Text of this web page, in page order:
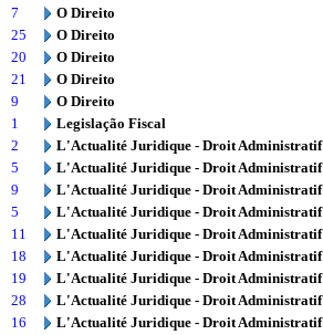
7
O Direito
25
O Direito
20
O Direito
21
O Direito
9
O Direito
1
Legislação Fiscal
2
L'Actualité Juridique - Droit Administratif
5
L'Actualité Juridique - Droit Administratif
9
L'Actualité Juridique - Droit Administratif
5
L'Actualité Juridique - Droit Administratif
11
L'Actualité Juridique - Droit Administratif
18
L'Actualité Juridique - Droit Administratif
19
L'Actualité Juridique - Droit Administratif
28
L'Actualité Juridique - Droit Administratif
16
L'Actualité Juridique - Droit Administratif